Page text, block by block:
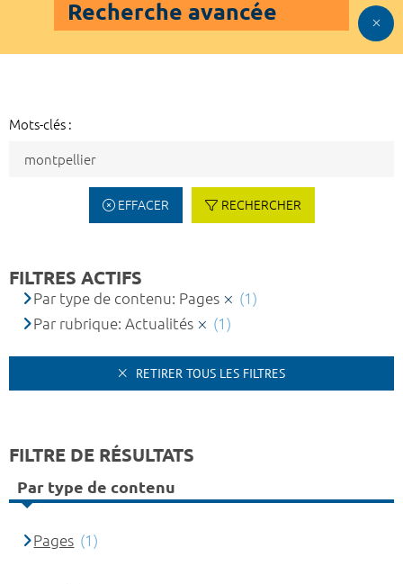
Recherche avancée
Mots-clés :
EFFACER RECHERCHER
FILTRES ACTIFS
Par type de contenu: Pages
(1)
Par rubrique: Actualités
(1)
RETIRER TOUS LES FILTRES
FILTRE DE RÉSULTATS
Par type de contenu
Pages (1)